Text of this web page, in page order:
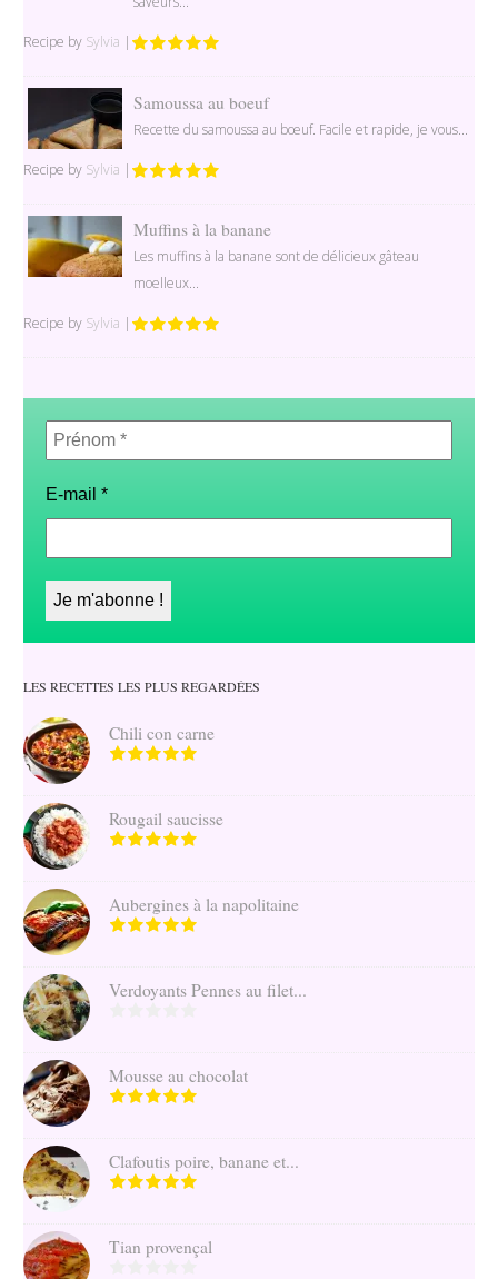
Recipe by Sylvia
Samoussa au boeuf
Recette du samoussa au bœuf. Facile et rapide, je vous...
Recipe by Sylvia |
Muffins à la banane
Les muffins à la banane sont de délicieux gâteau
moelleux...
Recipe by Sylvia |
E-mail*
LES RECETTES LES PLUS REGARDÉES
Chili con carne
Rougail saucisse
Aubergines à la napolitaine
Verdoyants Pennes au filet...
Mousse au chocolat
Clafoutis poire, banane et...
Tian provençal